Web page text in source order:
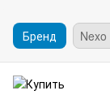
Бренд Nexo